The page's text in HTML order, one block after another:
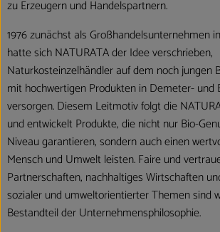
zu Erzeugern und Handelspartnern.
1976 zunächst als Großhandelsunternehmen
hatte sich NATURATA der Idee verschrieben,
Naturkosteinzelhändler auf dem noch jungen
mit hochwertigen Produkten in Demeter- und
versorgen. Diesem Leitmotiv folgt die
und entwickelt Produkte, die nicht nur Bio-
Niveau garantieren, sondern auch einen
Mensch und Umwelt leisten. Faire und
Partnerschaften, nachhaltiges Wirtschaften
sozialer und umweltorientierter Themen sind
Bestandteil der Unternehmensphilosophie.